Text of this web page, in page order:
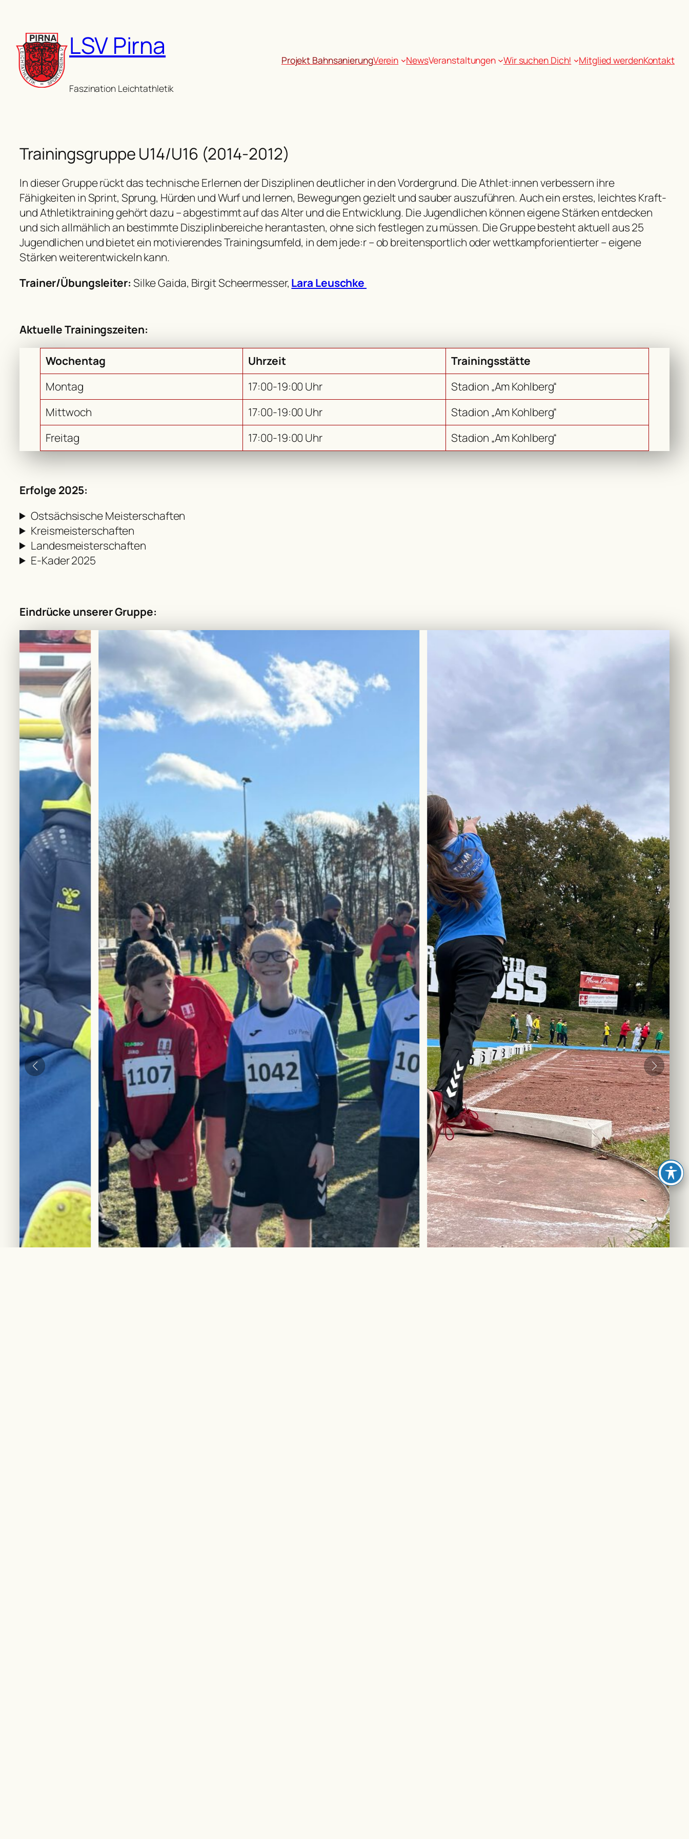
springen
LSV Pirna
Faszination Leichtathletik
Projekt BahnsanierungVerein NewsVeranstaltungen Wir suchen Dich! Mitglied werdenKontakt
Trainingsgruppe U14/U16 (2014-2012)
In dieser Gruppe rückt das technische Erlernen der Disziplinen deutlicher in den Vordergrund. Die Athlet:innen verbessern ihre
Fähigkeiten in Sprint, Sprung, Hürden und Wurf und lernen, Bewegungen gezielt und sauber auszuführen. Auch ein erstes, leichtes Kraft-
und Athletiktraining gehört dazu – abgestimmt auf das Alter und die Entwicklung. Die Jugendlichen können eigene Stärken entdecken
und sich allmählich an bestimmte Disziplinbereiche herantasten, ohne sich festlegen zu müssen. Die Gruppe besteht aktuell aus 25
Jugendlichen und bietet ein motivierendes Trainingsumfeld, in dem jede:r – ob breitensportlich oder wettkampforientierter – eigene
Stärken weiterentwickeln kann.
Trainer/Übungsleiter: Silke Gaida, Birgit Scheermesser, Lara Leuschke
Aktuelle Trainingszeiten:
Wochentag Uhrzeit
Trainingsstätte
Montag
17:00-19:00 Uhr
Stadion „Am Kohlberg“
Mittwoch
17:00-19:00 Uhr
Stadion „Am Kohlberg“
Freitag
17:00-19:00 Uhr Stadion „Am Kohlberg“
Erfolge 2025:
Ostsächsische Meisterschaften
Kreismeisterschaften
Landesmeisterschaften
E-Kader 2025
Eindrücke unserer Gruppe: